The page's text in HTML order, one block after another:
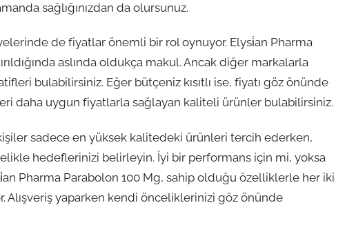
sağlığınızdan da olursunuz.
de fiyatlar önemli bir rol oynuyor. Elysi̇an Pharma
aslında oldukça makul. Ancak diğer markalarla
bulabilirsiniz. Eğer bütçeniz kısıtlı ise, fiyatı göz önünde
daha uygun fiyatlarla sağlayan kaliteli ürünler bulabilirsiniz.
sadece en yüksek kalitedeki ürünleri tercih ederken,
hedeflerinizi belirleyin. İyi bir performans için mi, yoksa
Pharma Parabolon 100 Mg, sahip olduğu özelliklerle her iki
yaparken kendi önceliklerinizi göz önünde